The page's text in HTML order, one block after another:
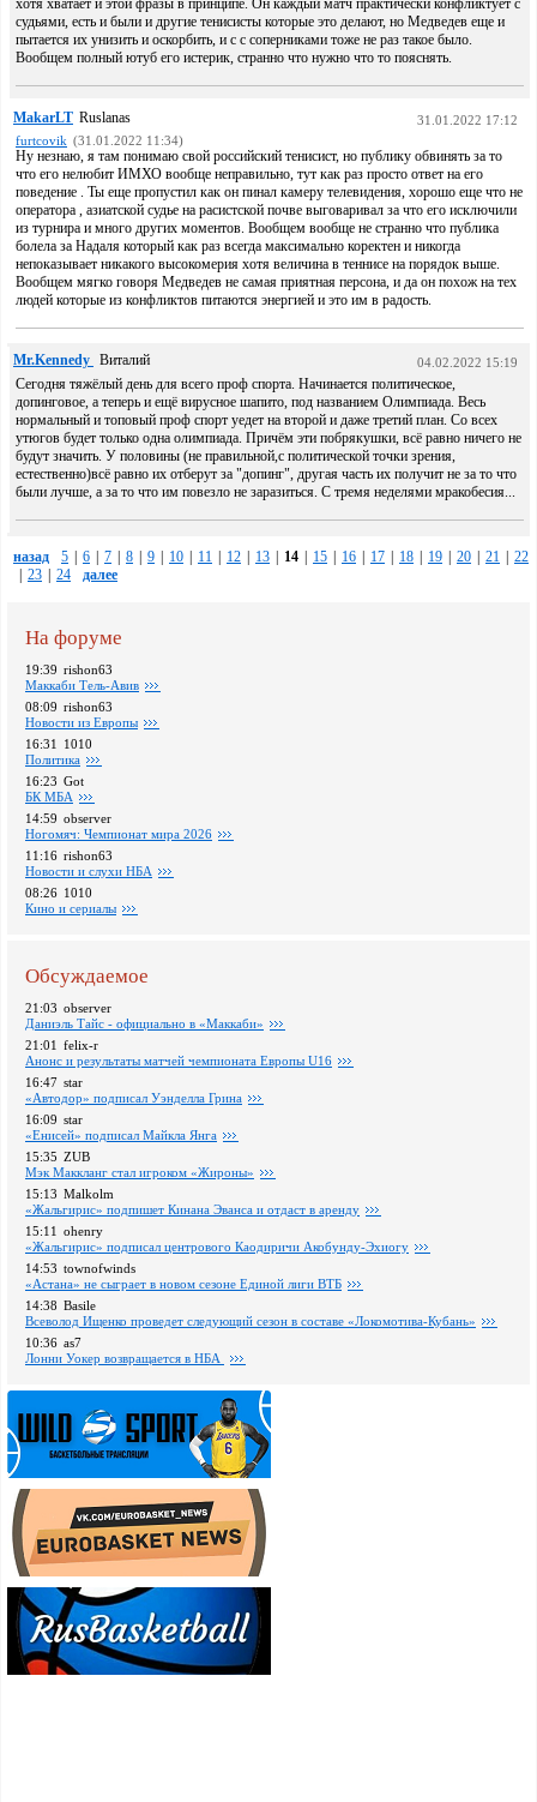
хотя хватает и этой фразы в принципе. Он каждый матч практически конфликтует с
судьями, есть и были и другие тенисисты которые это делают, но Медведев еще и
пытается их унизить и оскорбить, и с с соперниками тоже не раз такое было.
Вообщем полный ютуб его истерик, странно что нужно что то пояснять.
MakarLT Ruslanas
31.01.2022 17:12
furtcovik (31.01.2022 11:34)
Ну незнаю, я там понимаю свой российский тенисист, но публику обвинять за то
что его нелюбит ИМХО вообще неправильно, тут как раз просто ответ на его
поведение . Ты еще пропустил как он пинал камеру телевидения, хорошо еще что не
оператора , азиатской судье на расистской почве выговаривал за что его исключили
из турнира и много других моментов. Вообщем вообще не странно что публика
болела за Надаля который как раз всегда максимально коректен и никогда
непоказывает никакого высокомерия хотя величина в теннисе на порядок выше.
Вообщем мягко говоря Медведев не самая приятная персона, и да он похож на тех
людей которые из конфликтов питаются энергией и это им в радость.
Mr.Kennedy Виталий 04.02.2022 15:19
Сегодня тяжёлый день для всего проф спорта. Начинается политическое,
допинговое, а теперь и ещё вирусное шапито, под названием Олимпиада. Весь
нормальный и топовый проф спорт уедет на второй и даже третий план. Со всех
утюгов будет только одна олимпиада. Причём эти побрякушки, всё равно ничего не
будут значить. У половины (не правильной,с политической точки зрения,
естественно)всё равно их отберут за "допинг", другая часть их получит не за то что
были лучше, а за то что им повезло не заразиться. С тремя неделями мракобесия...
назад 5 6 7 8 9 10 11 12 13 14 15 16 17 18 19 20 21
22
23 24 далее
На форуме
19:39 rishon63
Маккаби Тель-Авив
08:09 rishon63
Новости из Европы
16:31
1010
Политика
16:23 Got
БК МБА
14:59 observer
Ногомяч: Чемпионат мира 2026
11:16 rishon63
Новости и слухи НБА
08:26 1010
Кино и сериалы
Обсуждаемое
21:03 observer
Даниэль Тайс - официально в «Маккаби»
21:01 felix-r
Анонс и результаты матчей чемпионата Европы U16
16:47 star
«Автодор» подписал Уэнделла Грина
16:09 star
«Енисей» подписал Майкла Янга
15:35 ZUB
Мэк Маккланг стал игроком «Жироны»
15:13 Malkolm
«Жальгирис» подпишет Кинана Эванса и отдаст в аренду
15:11 ohenry
«Жальгирис» подписал центрового Каодиричи Акобунду-Эхиогу
14:53 townofwinds
«Астана» не сыграет в новом сезоне Единой лиги ВТБ
14:38 Basile
Всеволод Ищенко проведет следующий сезон в составе «Локомотива-Кубань»
10:36 as7
Лонни Уокер возвращается в НБА